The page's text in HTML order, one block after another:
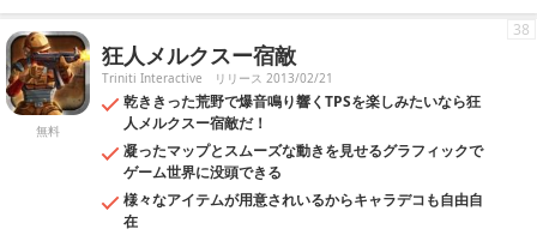
無料
狂人メルクスー宿敵
Triniti Interactive リリース 2013/02/21
乾ききった荒野で爆音鳴り響くTPSを楽しみたいなら狂
人メルクスー宿敵だ！
凝ったマップとスムーズな動きを見せるグラフィックで
ゲーム世界に没頭できる
様々なアイテムが用意されいるからキャラデコも自由自
在
38